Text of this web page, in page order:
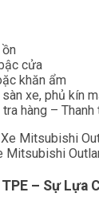
cửa
khăn ẩm
xe, phủ kín
hàng – Thanh
Mitsubishi
– Sự Lựa